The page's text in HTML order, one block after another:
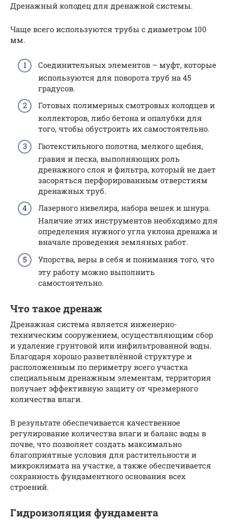
Дренажный колодец для дренажной системы.
Чаще всего используются трубы с диаметром 100
мм.
Соединительных элементов – муфт, которые
используются для поворота труб на 45
градусов.
Готовых полимерных смотровых колодцев и
коллекторов, либо бетона и опалубки для
того, чтобы обустроить их самостоятельно.
Гаотекстильного полотна, мелкого щебня,
гравия и песка, выполняющих роль
дренажного слоя и фильтра, который не дает
засоряться перфорированным отверстиям
дренажных труб.
Лазерного нивелира, набора вешек и шнура.
Наличие этих инструментов необходимо для
определения нужного угла уклона дренажа и
вначале проведения земляных работ.
Упорства, веры в себя и понимания того, что
эту работу можно выполнить
самостоятельно.
Что такое дренаж
Дренажная система является инженерно-
техническим сооружением, осуществляющим сбор
и удаление грунтовой или инфильтрованной воды.
Благодаря хорошо разветвлённой структуре и
расположенным по периметру всего участка
специальным дренажным элементам, территория
получает эффективную защиту от чрезмерного
количества влаги.
В результате обеспечивается качественное
регулирование количества влаги и баланс воды в
почве, что позволяет создать максимально
благоприятные условия для растительности и
микроклимата на участке, а также обеспечивается
сохранность фундаментного основания всех
строений.
Гидроизоляция фундамента